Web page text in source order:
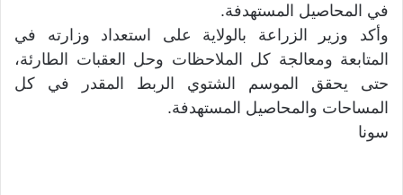
في المحاصيل المستهدفة.
وأكد وزير الزراعة بالولاية على استعداد وزارته في
المتابعة ومعالجة كل الملاحظات وحل العقبات الطارئة،
حتى يحقق الموسم الشتوي الربط المقدر في كل
المساحات والمحاصيل المستهدفة.
سونا